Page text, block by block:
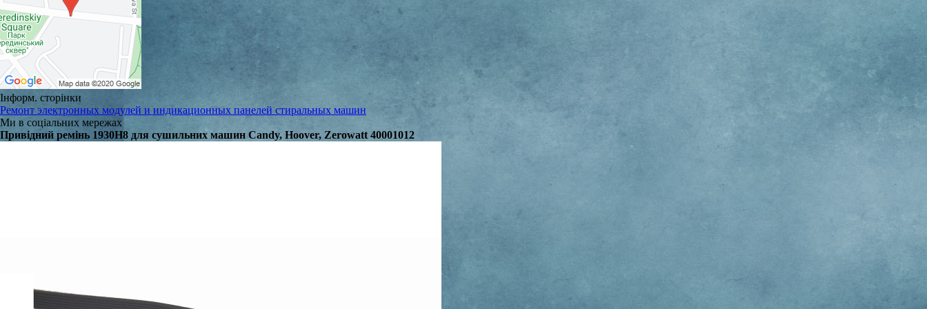
Інформ. сторінки
Ремонт электронных модулей и индикационных панелей стиральных машин
Ми в соціальних мережах
Привідний ремінь 1930H8 для сушильних машин Candy, Hoover, Zerowatt 40001012